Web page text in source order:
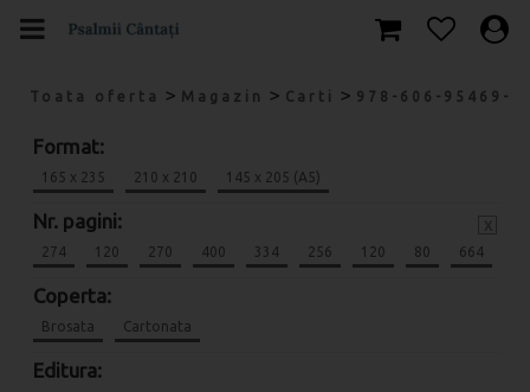
Toata oferta > Magazin > Carti > 978-606-95469-
Format:
165 x 235 210 x 210 145 x 205 (A5)
Nr. pagini:
274 120 270 400 334 256 120 80 664
Coperta:
Brosata Cartonata
Editura: